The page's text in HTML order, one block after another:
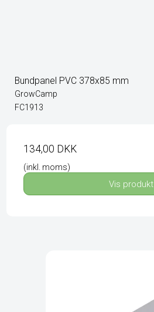
Bundpanel PVC 378x85 mm
GrowCamp
FC1913
134,00 DKK
(inkl. moms)
Vis produkt